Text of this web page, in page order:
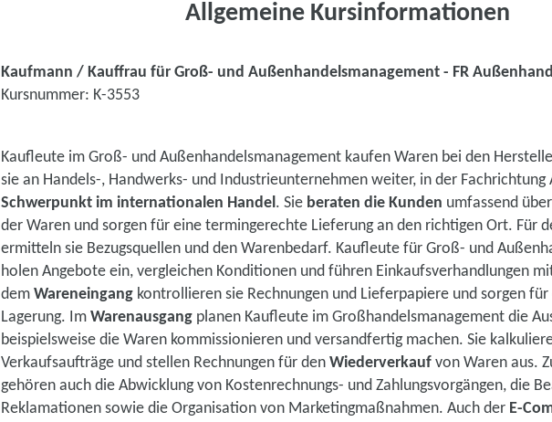
Allgemeine Kursinformationen
Kaufmann / Kauffrau für Groß- und Außenhandelsmanagement - FR
Kursnummer: K-3553
Kaufleute im Groß- und Außenhandelsmanagement kaufen Waren bei den
sie an Handels-, Handwerks- und Industrieunternehmen weiter, in der
Schwerpunkt im internationalen Handel. Sie beraten die Kunden umfassend
der Waren und sorgen für eine termingerechte Lieferung an den richtigen Ort. Für
ermitteln sie Bezugsquellen und den Warenbedarf. Kaufleute für Groß- und
holen Angebote ein, vergleichen Konditionen und führen Einkaufsverhandlungen
dem Wareneingang kontrollieren sie Rechnungen und Lieferpapiere und sorgen
Lagerung. Im Warenausgang planen Kaufleute im Großhandelsmanagement die
beispielsweise die Waren kommissionieren und versandfertig machen. Sie
Verkaufsaufträge und stellen Rechnungen für den Wiederverkauf von Waren aus.
gehören auch die Abwicklung von Kostenrechnungs- und Zahlungsvorgängen, die
Reklamationen sowie die Organisation von Marketingmaßnahmen. Auch der E-